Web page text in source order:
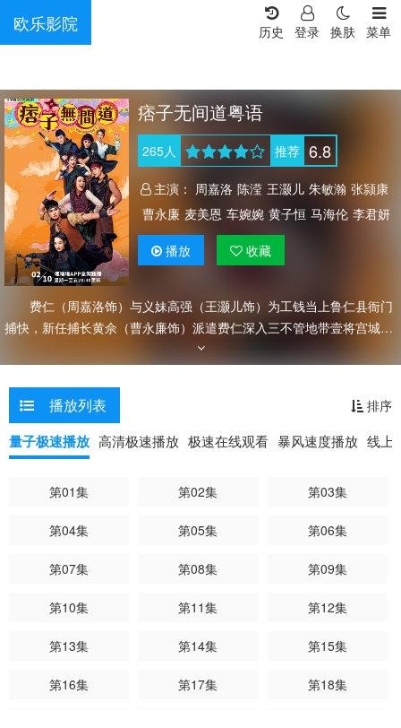
欧乐影院 菜单
换肤
登录
历史
痞子无间道粤语
265人 推荐 6.8
主演： 周嘉洛 陈滢 王灏儿 朱敏瀚 张颕康
曹永廉 麦美恩 车婉婉 黄子恒 马海伦 李君妍
蔡国威 唐嘉麟 莫伟文 卫志豪
梁珈咏 利颖怡 尹诗沛 史颖乔
何沛珈 林漪娸 黄建东 许俊豪 陈荣峻 杨证桦
戴耀明
邬嘉骏 张诗欣 霍健邦 陈建文 吴珮如
鬼塚 谭坤伦 张汉斌 陈勉良 易智远 何伟业
宝珮如
蔡康年 关伟伦 方丽盈 彭翔翎 杜大伟 周
播放 收藏
费仁（周嘉洛饰）与义妹高强（王灏儿饰）为工钱当上鲁仁县衙门
捕快，新任捕长黄佘（曹永廉饰）派遣费仁深入三不管地带壹将宫城，
寻觅失联细作。般隆门话事人般斗（韦家雄饰）手下慕容恭梓（朱敏瀚
饰）误打误撞，将费仁带入壹将宫城。城內表面一片繁华，四大门派却
暗里争斗。已故门主曾承诺谁能拔出宝剑，徐意门大家姐符玲（陈滢
饰）就嫁谁；费仁与恭梓糊里糊涂一同把宝剑拔出，成为两大候选姑
爷！四派互相搞局，幕后主脑阴谋不绝，细作身分谜团重重，费仁要做
候选姑爷，衙门细作亦要继续寻找，祸福难料……
播放列表 排序
量子极速播放 高清极速播放 极速在线观看 暴风速度播放 线上
第01集 第02集 第03集
第04集 第05集 第06集
第07集 第08集 第09集
第10集 第11集 第12集
第13集 第14集 第15集
第16集 第17集 第18集